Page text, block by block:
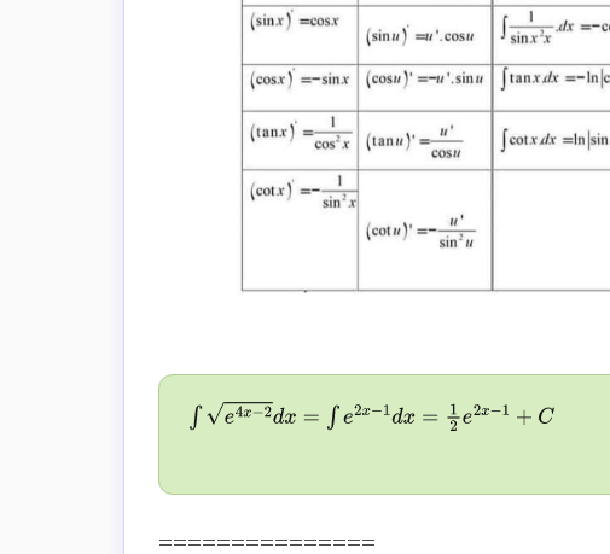
∫e 4x − =∫e 2x −1 d 2e2 x− 1+C
===============